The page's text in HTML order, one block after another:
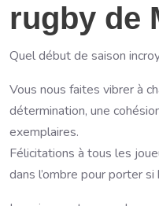
rugby de
Quel début de saison
Vous nous faites vibrer à
détermination, une
exemplaires.
Félicitations à tous les
dans l’ombre pour porter